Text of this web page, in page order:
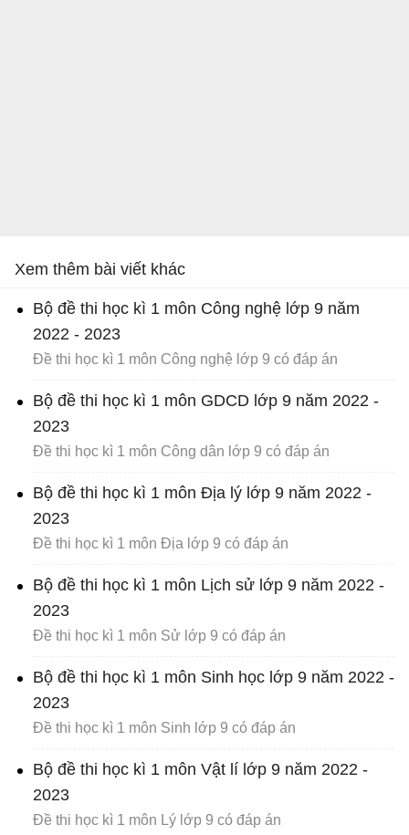
Xem thêm bài viết khác
Bộ đề thi học kì 1 môn Công nghệ lớp 9 năm
2022 - 2023
Đề thi học kì 1 môn Công nghệ lớp 9 có đáp án
Bộ đề thi học kì 1 môn GDCD lớp 9 năm 2022 -
2023
Đề thi học kì 1 môn Công dân lớp 9 có đáp án
Bộ đề thi học kì 1 môn Địa lý lớp 9 năm 2022 -
2023
Đề thi học kì 1 môn Địa lớp 9 có đáp án
Bộ đề thi học kì 1 môn Lịch sử lớp 9 năm 2022 -
2023
Đề thi học kì 1 môn Sử lớp 9 có đáp án
Bộ đề thi học kì 1 môn Sinh học lớp 9 năm 2022 -
2023
Đề thi học kì 1 môn Sinh lớp 9 có đáp án
Bộ đề thi học kì 1 môn Vật lí lớp 9 năm 2022 -
2023
Đề thi học kì 1 môn Lý lớp 9 có đáp án